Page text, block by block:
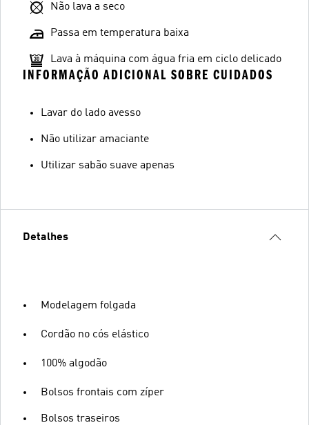
Não lava a seco
Passa em temperatura baixa
Lava à máquina com água fria em ciclo delicado
INFORMAÇÃO ADICIONAL SOBRE CUIDADOS
Lavar do lado avesso
Não utilizar amaciante
Utilizar sabão suave apenas
Detalhes
Modelagem folgada
Cordão no cós elástico
100% algodão
Bolsos frontais com zíper
Bolsos traseiros